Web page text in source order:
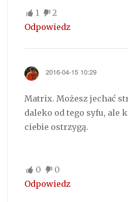
1
2
Odpowiedz
2016-04-15 10:29
Matrix. Możesz jechać
daleko od tego syfu, ale
ciebie ostrzygą.
0
0
Odpowiedz